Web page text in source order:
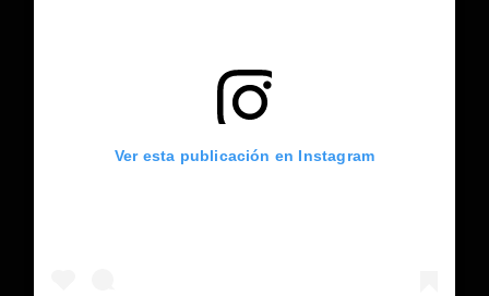
Ver esta publicación en Instagram